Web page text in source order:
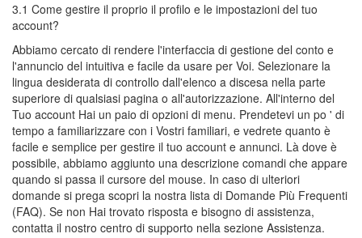
3.1 Come gestire il proprio il profilo e le impostazioni del tuo
account?
Abbiamo cercato di rendere l'interfaccia di gestione del conto e
l'annuncio del intuitiva e facile da usare per Voi. Selezionare la
lingua desiderata di controllo dall'elenco a discesa nella parte
superiore di qualsiasi pagina o all'autorizzazione. All'interno del
Tuo account Hai un paio di opzioni di menu. Prendetevi un po ' di
tempo a familiarizzare con i Vostri familiari, e vedrete quanto è
facile e semplice per gestire il tuo account e annunci. Là dove è
possibile, abbiamo aggiunto una descrizione comandi che appare
quando si passa il cursore del mouse. In caso di ulteriori
domande si prega scopri la nostra lista di Domande Più Frequenti
(FAQ). Se non Hai trovato risposta e bisogno di assistenza,
contatta il nostro centro di supporto nella sezione Assistenza.